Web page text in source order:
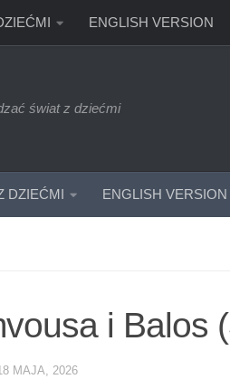
ENGLISH VERSION
świat z dziećmi
DZIEĆMI ENGLISH VERSION
i Balos
MAJA, 2026